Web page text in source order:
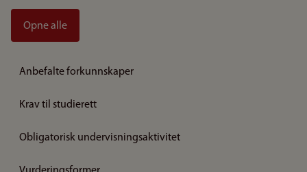
Opne alle
Anbefalte forkunnskaper
Krav til studierett
Obligatorisk undervisningsaktivitet